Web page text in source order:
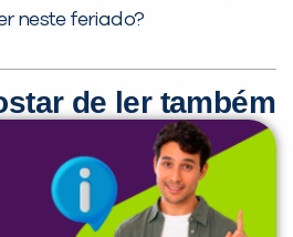
neste feriado?
de ler também